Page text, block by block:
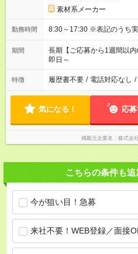
素材系メーカー
勤務時間 8:30～17:30 ※表記
期間
長期【ご応募から1週間以
即日～
特徴 履歴書不要 / 電話対応なし /
気になる！ 応
掲載元企業名 株式会
こちらの条件も
今が狙い目！急募
来社不要！WEB登録／面接